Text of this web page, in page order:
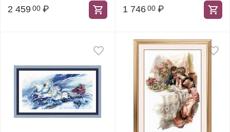
2 459 00 ₽ 1 746 00 ₽